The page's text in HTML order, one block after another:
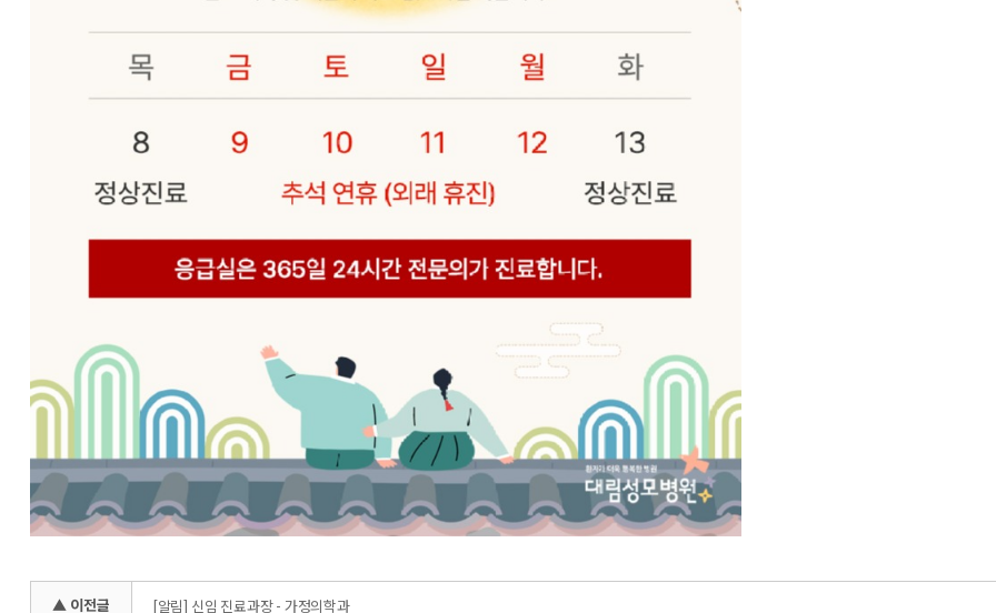
▲ 이전글 [알림] 신임 진료과장 - 가정의학과